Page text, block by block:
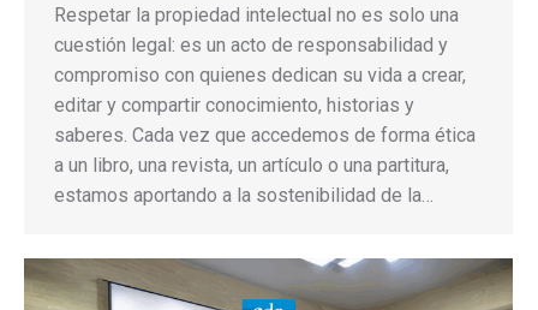
Respetar la propiedad intelectual no es solo una
cuestión legal: es un acto de responsabilidad y
compromiso con quienes dedican su vida a crear,
editar y compartir conocimiento, historias y
saberes. Cada vez que accedemos de forma ética
a un libro, una revista, un artículo o una partitura,
estamos aportando a la sostenibilidad de la…